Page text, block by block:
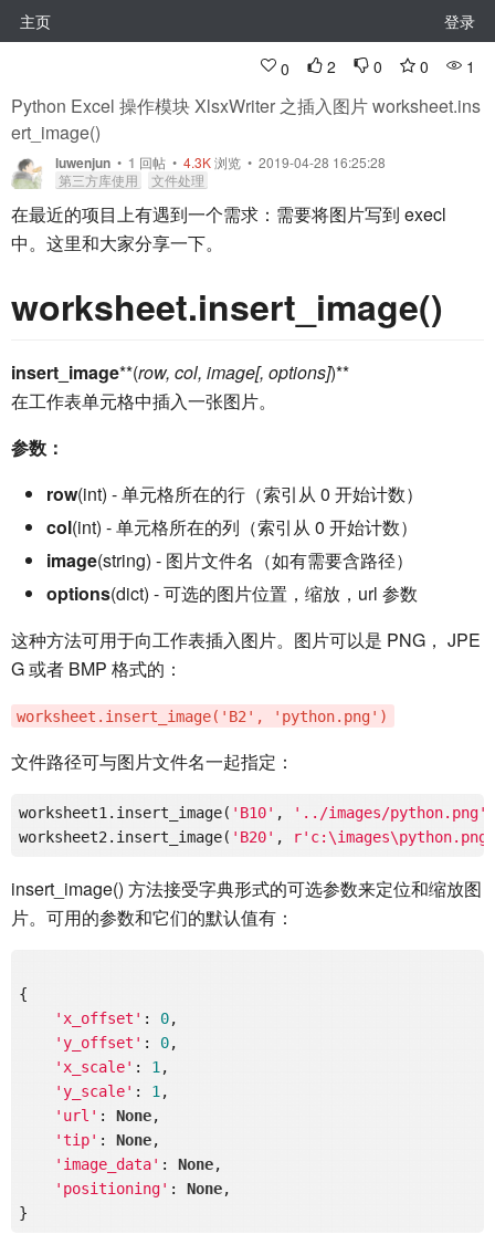
主页 登录
0 2 0 0 1
Python Excel 操作模块 XlsxWriter 之插入图片 worksheet.ins
ert_image()
luwenjun • 1 回帖 • 4.3K浏览 • 2019-04-28 16:25:28
第三方库使用
文件处理
在最近的项目上有遇到一个需求：需要将图片写到 execl
中。这里和大家分享一下。
worksheet.insert_image()
insert_image**(row, col, image[, options])**
在工作表单元格中插入一张图片。
参数：
row(int) - 单元格所在的行（索引从 0 开始计数）
col(int) - 单元格所在的列（索引从 0 开始计数）
image(string) - 图片文件名（如有需要含路径）
options(dict) - 可选的图片位置，缩放，url 参数
这种方法可用于向工作表插入图片。图片可以是 PNG， JPE
G 或者 BMP 格式的：
worksheet.insert_image('B2', 'python.png')
文件路径可与图片文件名一起指定：
worksheet1.insert_image( 'B10' , '../images/python.png'
worksheet2.insert_image( 'B20' , r'c:\images\python.png'
insert_image() 方法接受字典形式的可选参数来定位和缩放图
片。可用的参数和它们的默认值有：
{
'x_offset' : 0,
'y_offset' : 0,
'x_scale' : 1 ,
'y_scale' : 1 ,
'url' : None,
'tip' : None,
'image_data' : None,
'positioning' : None,